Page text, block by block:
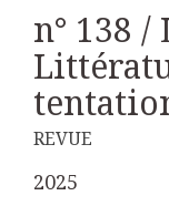
n° 138 /
REVUE
2025